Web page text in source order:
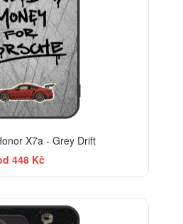
X7a - Grey Drift
448 Kč